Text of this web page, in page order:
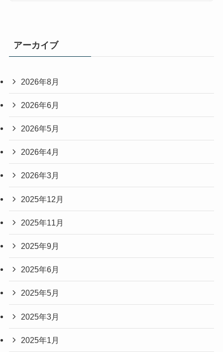
アーカイブ
2026年8月
2026年6月
2026年5月
2026年4月
2026年3月
2025年12月
2025年11月
2025年9月
2025年6月
2025年5月
2025年3月
2025年1月